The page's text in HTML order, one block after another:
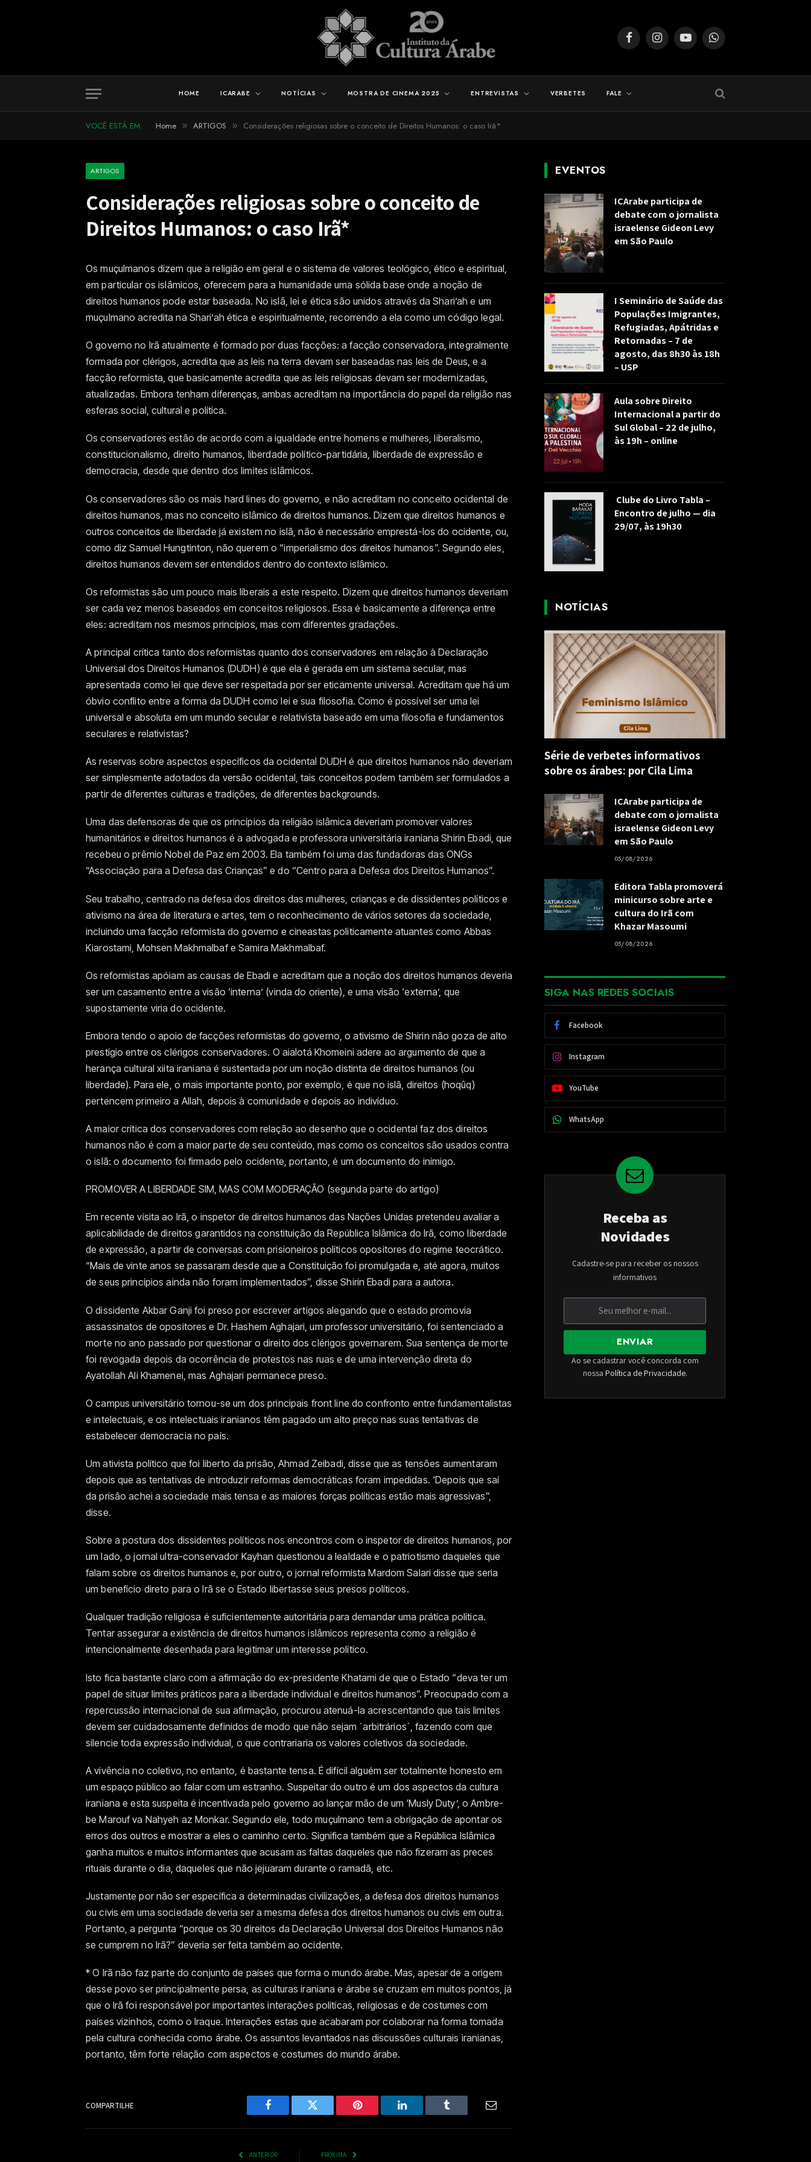
FacebookInstagramYouTubeWhatsApp
HOME ICARABE NOTÍCIAS MOSTRA DE CINEMA 2025 ENTREVISTAS VERBETES FALE
VOCÊ ESTÁ EM: Home » ARTIGOS » Considerações religiosas sobre o conceito de Direitos Humanos: o caso Irã*
ARTIGOS
Considerações religiosas sobre o conceito de
Direitos Humanos: o caso Irã*
Os muçulmanos dizem que a religião em geral e o sistema de valores teológico, ético e espiritual,
em particular os islâmicos, oferecem para a humanidade uma sólida base onde a noção de
direitos humanos pode estar baseada. No islã, lei e ética são unidos através da Shari’ah e um
muçulmano acredita na Shari’ah ética e espiritualmente, recorrendo a ela como um código legal.
O governo no Irã atualmente é formado por duas facções: a facção conservadora, integralmente
formada por clérigos, acredita que as leis na terra devam ser baseadas nas leis de Deus, e a
facção reformista, que basicamente acredita que as leis religiosas devam ser modernizadas,
atualizadas. Embora tenham diferenças, ambas acreditam na importância do papel da religião nas
esferas social, cultural e política.
Os conservadores estão de acordo com a igualdade entre homens e mulheres, liberalismo,
constitucionalismo, direito humanos, liberdade político-partidária, liberdade de expressão e
democracia, desde que dentro dos limites islâmicos.
Os conservadores são os mais hard lines do governo, e não acreditam no conceito ocidental de
direitos humanos, mas no conceito islâmico de direitos humanos. Dizem que direitos humanos e
outros conceitos de liberdade já existem no islã, não é necessário emprestá-los do ocidente, ou,
como diz Samuel Hungtinton, não querem o “imperialismo dos direitos humanos”. Segundo eles,
direitos humanos devem ser entendidos dentro do contexto islâmico.
Os reformistas são um pouco mais liberais a este respeito. Dizem que direitos humanos deveriam
ser cada vez menos baseados em conceitos religiosos. Essa é basicamente a diferença entre
eles: acreditam nos mesmos princípios, mas com diferentes gradações.
A principal crítica tanto dos reformistas quanto dos conservadores em relação à Declaração
Universal dos Direitos Humanos (DUDH) é que ela é gerada em um sistema secular, mas
apresentada como lei que deve ser respeitada por ser eticamente universal. Acreditam que há um
óbvio conflito entre a forma da DUDH como lei e sua filosofia. Como é possível ser uma lei
universal e absoluta em um mundo secular e relativista baseado em uma filosofia e fundamentos
seculares e relativistas?
As reservas sobre aspectos específicos da ocidental DUDH é que direitos humanos não deveriam
ser simplesmente adotados da versão ocidental, tais conceitos podem também ser formulados a
partir de diferentes culturas e tradições, de diferentes backgrounds.
Uma das defensoras de que os princípios da religião islâmica deveriam promover valores
humanitários e direitos humanos é a advogada e professora universitária iraniana Shirin Ebadi, que
recebeu o prêmio Nobel de Paz em 2003. Ela também foi uma das fundadoras das ONGs
“Associação para a Defesa das Crianças” e do “Centro para a Defesa dos Direitos Humanos”.
Seu trabalho, centrado na defesa dos direitos das mulheres, crianças e de dissidentes políticos e
ativismo na área de literatura e artes, tem o reconhecimento de vários setores da sociedade,
incluindo uma facção reformista do governo e cineastas politicamente atuantes como Abbas
Kiarostami, Mohsen Makhmalbaf e Samira Makhmalbaf.
Os reformistas apóiam as causas de Ebadi e acreditam que a noção dos direitos humanos deveria
ser um casamento entre a visão ‘interna’ (vinda do oriente), e uma visão ‘externa’, que
supostamente viria do ocidente.
Embora tendo o apoio de facções reformistas do governo, o ativismo de Shirin não goza de alto
prestígio entre os clérigos conservadores. O aialotá Khomeini adere ao argumento de que a
herança cultural xiita iraniana é sustentada por um noção distinta de direitos humanos (ou
liberdade). Para ele, o mais importante ponto, por exemplo, é que no islã, direitos (hoqûq)
pertencem primeiro a Allah, depois à comunidade e depois ao indivíduo.
A maior crítica dos conservadores com relação ao desenho que o ocidental faz dos direitos
humanos não é com a maior parte de seu conteúdo, mas como os conceitos são usados contra
o islã: o documento foi firmado pelo ocidente, portanto, é um documento do inimigo.
PROMOVER A LIBERDADE SIM, MAS COM MODERAÇÃO (segunda parte do artigo)
Em recente visita ao Irã, o inspetor de direitos humanos das Nações Unidas pretendeu avaliar a
aplicabilidade de direitos garantidos na constituição da República Islâmica do Irã, como liberdade
de expressão, a partir de conversas com prisioneiros políticos opositores do regime teocrático.
“Mais de vinte anos se passaram desde que a Constituição foi promulgada e, até agora, muitos
de seus princípios ainda não foram implementados”, disse Shirin Ebadi para a autora.
O dissidente Akbar Ganji foi preso por escrever artigos alegando que o estado promovia
assassinatos de opositores e Dr. Hashem Aghajari, um professor universitário, foi sentenciado a
morte no ano passado por questionar o direito dos clérigos governarem. Sua sentença de morte
foi revogada depois da ocorrência de protestos nas ruas e de uma intervenção direta do
Ayatollah Ali Khamenei, mas Aghajari permanece preso.
O campus universitário tornou-se um dos principais front line do confronto entre fundamentalistas
e intelectuais, e os intelectuais iranianos têm pagado um alto preço nas suas tentativas de
estabelecer democracia no país.
Um ativista político que foi liberto da prisão, Ahmad Zeibadi, disse que as tensões aumentaram
depois que as tentativas de introduzir reformas democráticas foram impedidas. ‘Depois que saí
da prisão achei a sociedade mais tensa e as maiores forças políticas estão mais agressivas”,
disse.
Sobre a postura dos dissidentes políticos nos encontros com o inspetor de direitos humanos, por
um lado, o jornal ultra-conservador Kayhan questionou a lealdade e o patriotismo daqueles que
falam sobre os direitos humanos e, por outro, o jornal reformista Mardom Salari disse que seria
um benefício direto para o Irã se o Estado libertasse seus presos políticos.
Qualquer tradição religiosa é suficientemente autoritária para demandar uma prática política.
Tentar assegurar a existência de direitos humanos islâmicos representa como a religião é
intencionalmente desenhada para legitimar um interesse político.
Isto fica bastante claro com a afirmação do ex-presidente Khatami de que o Estado “deva ter um
papel de situar limites práticos para a liberdade individual e direitos humanos”. Preocupado com a
repercussão internacional de sua afirmação, procurou atenuá-la acrescentando que tais limites
devem ser cuidadosamente definidos de modo que não sejam ´arbitrários´, fazendo com que
silencie toda expressão individual, o que contrariaria os valores coletivos da sociedade.
A vivência no coletivo, no entanto, é bastante tensa. É difícil alguém ser totalmente honesto em
um espaço público ao falar com um estranho. Suspeitar do outro é um dos aspectos da cultura
iraniana e esta suspeita é incentivada pelo governo ao lançar mão de um ‘Musly Duty’, o Ambre-
be Marouf va Nahyeh az Monkar. Segundo ele, todo muçulmano tem a obrigação de apontar os
erros dos outros e mostrar a eles o caminho certo. Significa também que a República Islâmica
ganha muitos e muitos informantes que acusam as faltas daqueles que não fizeram as preces
rituais durante o dia, daqueles que não jejuaram durante o ramadã, etc.
Justamente por não ser específica a determinadas civilizações, a defesa dos direitos humanos
ou civis em uma sociedade deveria ser a mesma defesa dos direitos humanos ou civis em outra.
Portanto, a pergunta “porque os 30 direitos da Declaração Universal dos Direitos Humanos não
se cumprem no Irã?” deveria ser feita também ao ocidente.
* O Irã não faz parte do conjunto de países que forma o mundo árabe. Mas, apesar de a origem
desse povo ser principalmente persa, as culturas iraniana e árabe se cruzam em muitos pontos, já
que o Irã foi responsável por importantes interações políticas, religiosas e de costumes com
países vizinhos, como o Iraque. Interações estas que acabaram por colaborar na forma tomada
pela cultura conhecida como árabe. Os assuntos levantados nas discussões culturais iranianas,
portanto, têm forte relação com aspectos e costumes do mundo árabe.
COMPARTILHE
Facebook Twitter Pinterest LinkedIn Tumblr
ANTERIOR PRÓXIMA
EVENTOS
ICArabe participa de
debate com o jornalista
israelense Gideon Levy
em São Paulo
I Seminário de Saúde das
Populações Imigrantes,
Refugiadas, Apátridas e
Retornadas – 7 de
agosto, das 8h30 às 18h
– USP
Aula sobre Direito
Internacional a partir do
Sul Global – 22 de julho,
às 19h – online
Clube do Livro Tabla –
Encontro de julho — dia
29/07, às 19h30
NOTÍCIAS
Série de verbetes informativos
sobre os árabes: por Cila Lima
ICArabe participa de
debate com o jornalista
israelense Gideon Levy
em São Paulo
05/08/2026
Editora Tabla promoverá
minicurso sobre arte e
cultura do Irã com
Khazar Masoumi
05/08/2026
SIGA NAS REDES SOCIAIS
Facebook
Instagram
YouTube
WhatsApp
Receba as
Novidades
Cadastre-se para receber os nossos
informativos
ENVIAR
Ao se cadastrar você concorda com
nossa Política de Privacidade.